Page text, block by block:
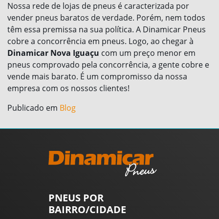
Nossa rede de lojas de pneus é caracterizada por
vender pneus baratos de verdade. Porém, nem todos
têm essa premissa na sua política. A Dinamicar Pneus
cobre a concorrência em pneus. Logo, ao chegar à
Dinamicar Nova Iguaçu com um preço menor em
pneus comprovado pela concorrência, a gente cobre e
vende mais barato. É um compromisso da nossa
empresa com os nossos clientes!
Publicado em Blog
PNEUS POR
BAIRRO/CIDADE